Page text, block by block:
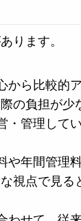
ります。
から比較的
の負担が少
・管理して
や年間管理
視点で見る